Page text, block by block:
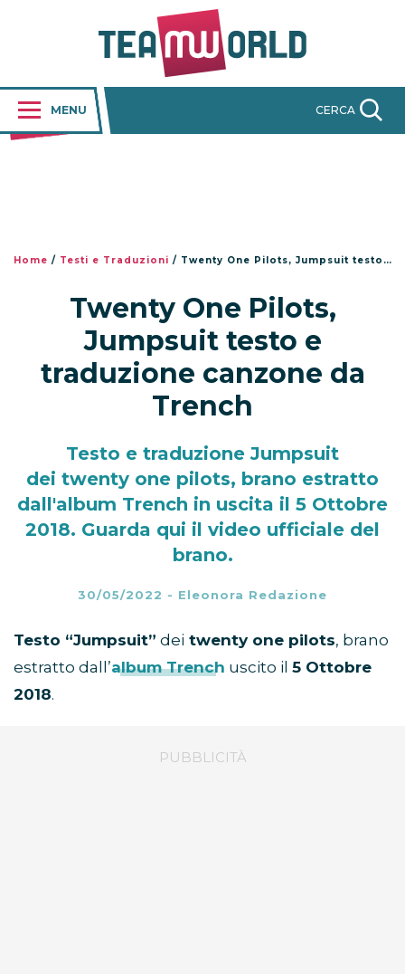
MENU CERCA
Home / Testi e Traduzioni / Twenty One Pilots, Jumpsuit testo e traduzione canzone da Trench
Twenty One Pilots,
Jumpsuit testo e
traduzione canzone da
Trench
Testo e traduzione Jumpsuit
dei twenty one pilots, brano estratto
dall'album Trench in uscita il 5 Ottobre
2018. Guarda qui il video ufficiale del
brano.
30/05/2022 - Eleonora Redazione
Testo “Jumpsuit” dei twenty one pilots, brano
estratto dall’album Trench uscito il 5 Ottobre
2018.